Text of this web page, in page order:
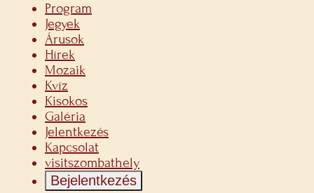
Program
Jegyek
Árusok
Hírek
Mozaik
Kvíz
Kisokos
Galéria
Jelentkezés
Kapcsolat
visitszombathely
Bejelentkezés